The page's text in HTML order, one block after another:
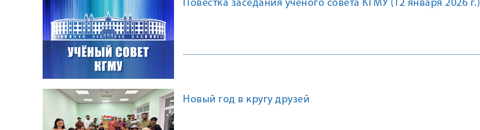
Повестка заседания ученого совета КГМУ (12 января 2026 г.)
Новый год в кругу друзей